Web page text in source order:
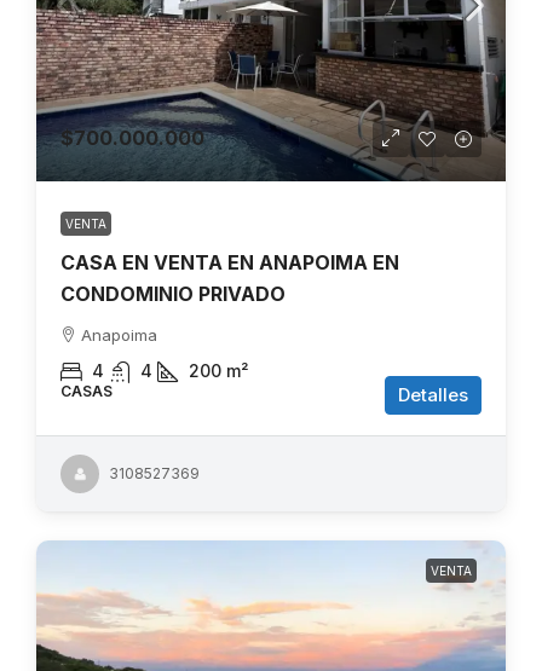
$700.000.000
VENTA
CASA EN VENTA EN ANAPOIMA EN
CONDOMINIO PRIVADO
Anapoima
4 4 200 m²
CASAS Detalles
3108527369
VENTA